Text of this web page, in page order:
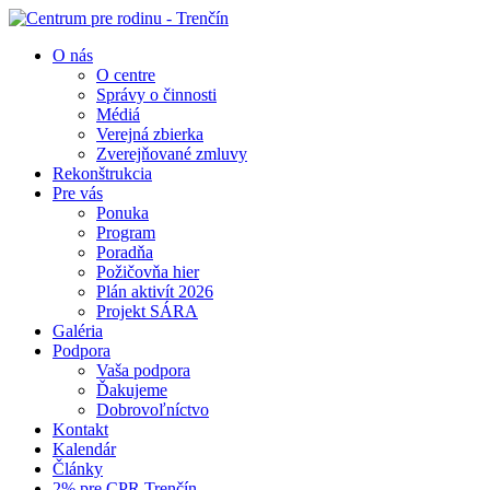
O nás
O centre
Správy o činnosti
Médiá
Verejná zbierka
Zverejňované zmluvy
Rekonštrukcia
Pre vás
Ponuka
Program
Poradňa
Požičovňa hier
Plán aktivít 2026
Projekt SÁRA
Galéria
Podpora
Vaša podpora
Ďakujeme
Dobrovoľníctvo
Kontakt
Kalendár
Články